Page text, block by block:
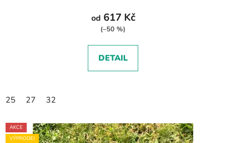
od 617 Kč
(–50 %)
DETAIL
25 27 32
AKCE
VÝPRODEJ